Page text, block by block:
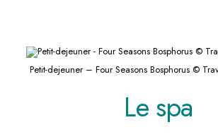
Petit-dejeuner – Four Seasons Bosphorus ©
Le spa